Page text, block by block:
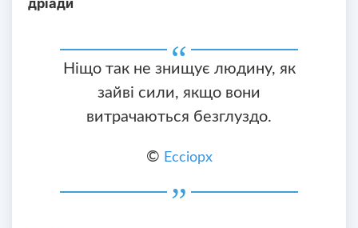
дріади
Ніщо так не знищує людину, як
зайві сили, якщо вони
витрачаються безглуздо.
© Ессіорх